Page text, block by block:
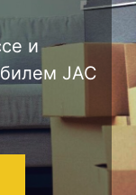
и
JAC